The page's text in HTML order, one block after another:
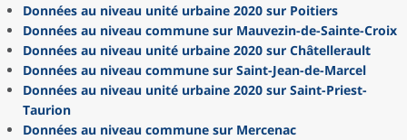
Données au niveau unité urbaine 2020 sur Poitiers
Données au niveau commune sur Mauvezin-de-Sainte-Croix
Données au niveau unité urbaine 2020 sur Châtellerault
Données au niveau commune sur Saint-Jean-de-Marcel
Données au niveau unité urbaine 2020 sur Saint-Priest-
Taurion
Données au niveau commune sur Mercenac